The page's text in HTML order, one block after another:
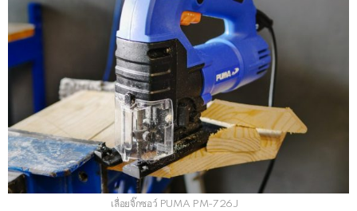
เลื่อยจิ๊กซอว์ PUMA PM-726J